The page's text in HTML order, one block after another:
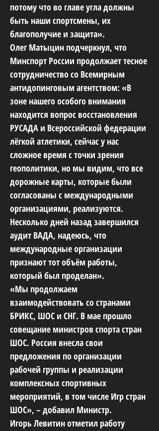
потому что во главе угла должны
быть наши спортсмены, их
благополучие и защита».
Олег Матыцин подчеркнул, что
Минспорт России продолжает тесное
сотрудничество со Всемирным
антидопинговым агентством: «В
зоне нашего особого внимания
находится вопрос восстановления
РУСАДА и Всероссийской федерации
лёгкой атлетики, сейчас у нас
сложное время с точки зрения
геополитики, но мы видим, что все
дорожные карты, которые были
согласованы с международными
организациями, реализуются.
Несколько дней назад завершился
аудит ВАДА, надеюсь, что
международные организации
признают тот объём работы,
который был проделан».
«Мы продолжаем
взаимодействовать со странами
БРИКС, ШОС и СНГ. В мае прошло
совещание министров спорта стран
ШОС. Россия внесла свои
предложения по организации
рабочей группы и реализации
комплексных спортивных
мероприятий, в том числе Игр стран
ШОС», – добавил Министр.
Игорь Левитин отметил работу